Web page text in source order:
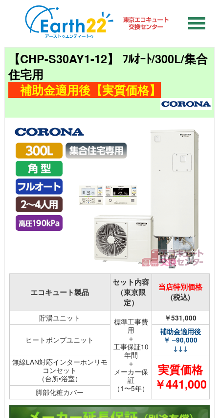
【CHP-S30AY1-12】 ﾌﾙｵｰﾄ/300L/集合
住宅用
補助金適用後【実質価格】
エコキュート製品
セット内容
（東京限
定）
当店特別価格
(税込)
貯湯ユニット
標準工事費
用
＋
工事保証10
年間
＋
メーカー保
証
（1〜5年）
￥531,000
ヒートポンプユニット
補助金適用後
￥ –90,000
↓↓↓
無線LAN対応インターホンリモ
コンセット
（台所•浴室）
実質価格
￥441,000
脚部化粧カバー